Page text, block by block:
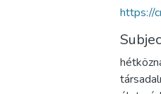
https://